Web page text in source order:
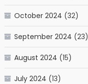
October 2024 (32)
September 2024 (23)
August 2024 (15)
July 2024 (13)